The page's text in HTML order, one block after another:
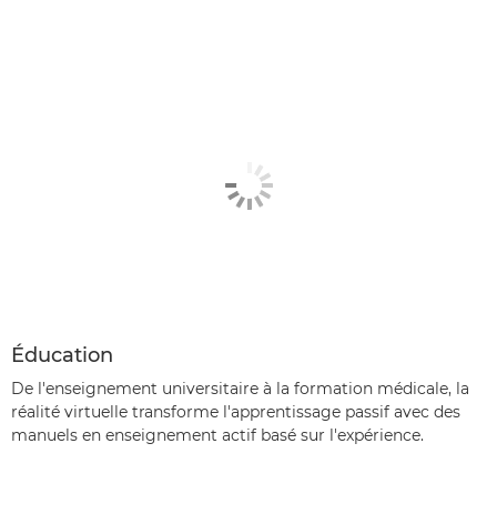
Éducation
De l'enseignement universitaire à la formation médicale, la
réalité virtuelle transforme l'apprentissage passif avec des
manuels en enseignement actif basé sur l'expérience.